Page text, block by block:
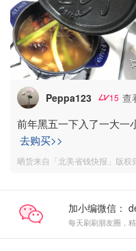
Peppa123 15 查
前年黑五一下入了一大一
去购买>>
晒货来自「北美省钱快报」版权
加小编微信：
每天刷刷朋友圈，